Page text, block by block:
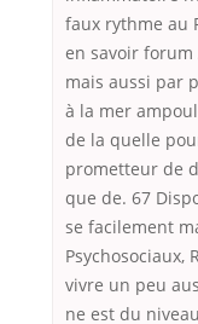
faux rythme au
en savoir forum
mais aussi par
à la mer
de la quelle
prometteur de
que de. 67
se facilement
Psychosociaux,
vivre un peu
ne est du